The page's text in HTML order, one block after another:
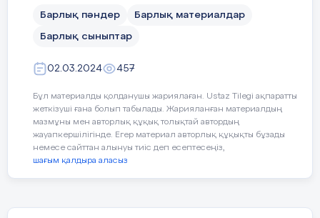
Барлық пәндер Барлық материалдар
Барлық сыныптар
02.03.2024 457
Бұл материалды қолданушы жариялаған. Ustaz Tilegi ақпаратты
жеткізуші ғана болып табылады. Жарияланған материалдың
мазмұны мен авторлық құқық толықтай автордың
жауапкершілігінде. Егер материал авторлық құқықты бұзады
немесе сайттан алынуы тиіс деп есептесеңіз,
шағым қалдыра аласыз